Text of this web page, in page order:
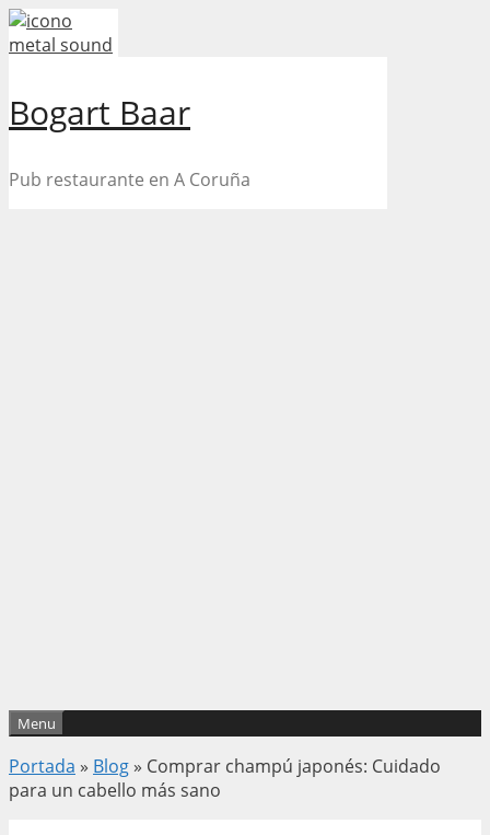
Skip
to
Bogart Baar
Pub restaurante en A Coruña
Menu
Portada » Blog » Comprar champú japonés: Cuidado
para un cabello más sano